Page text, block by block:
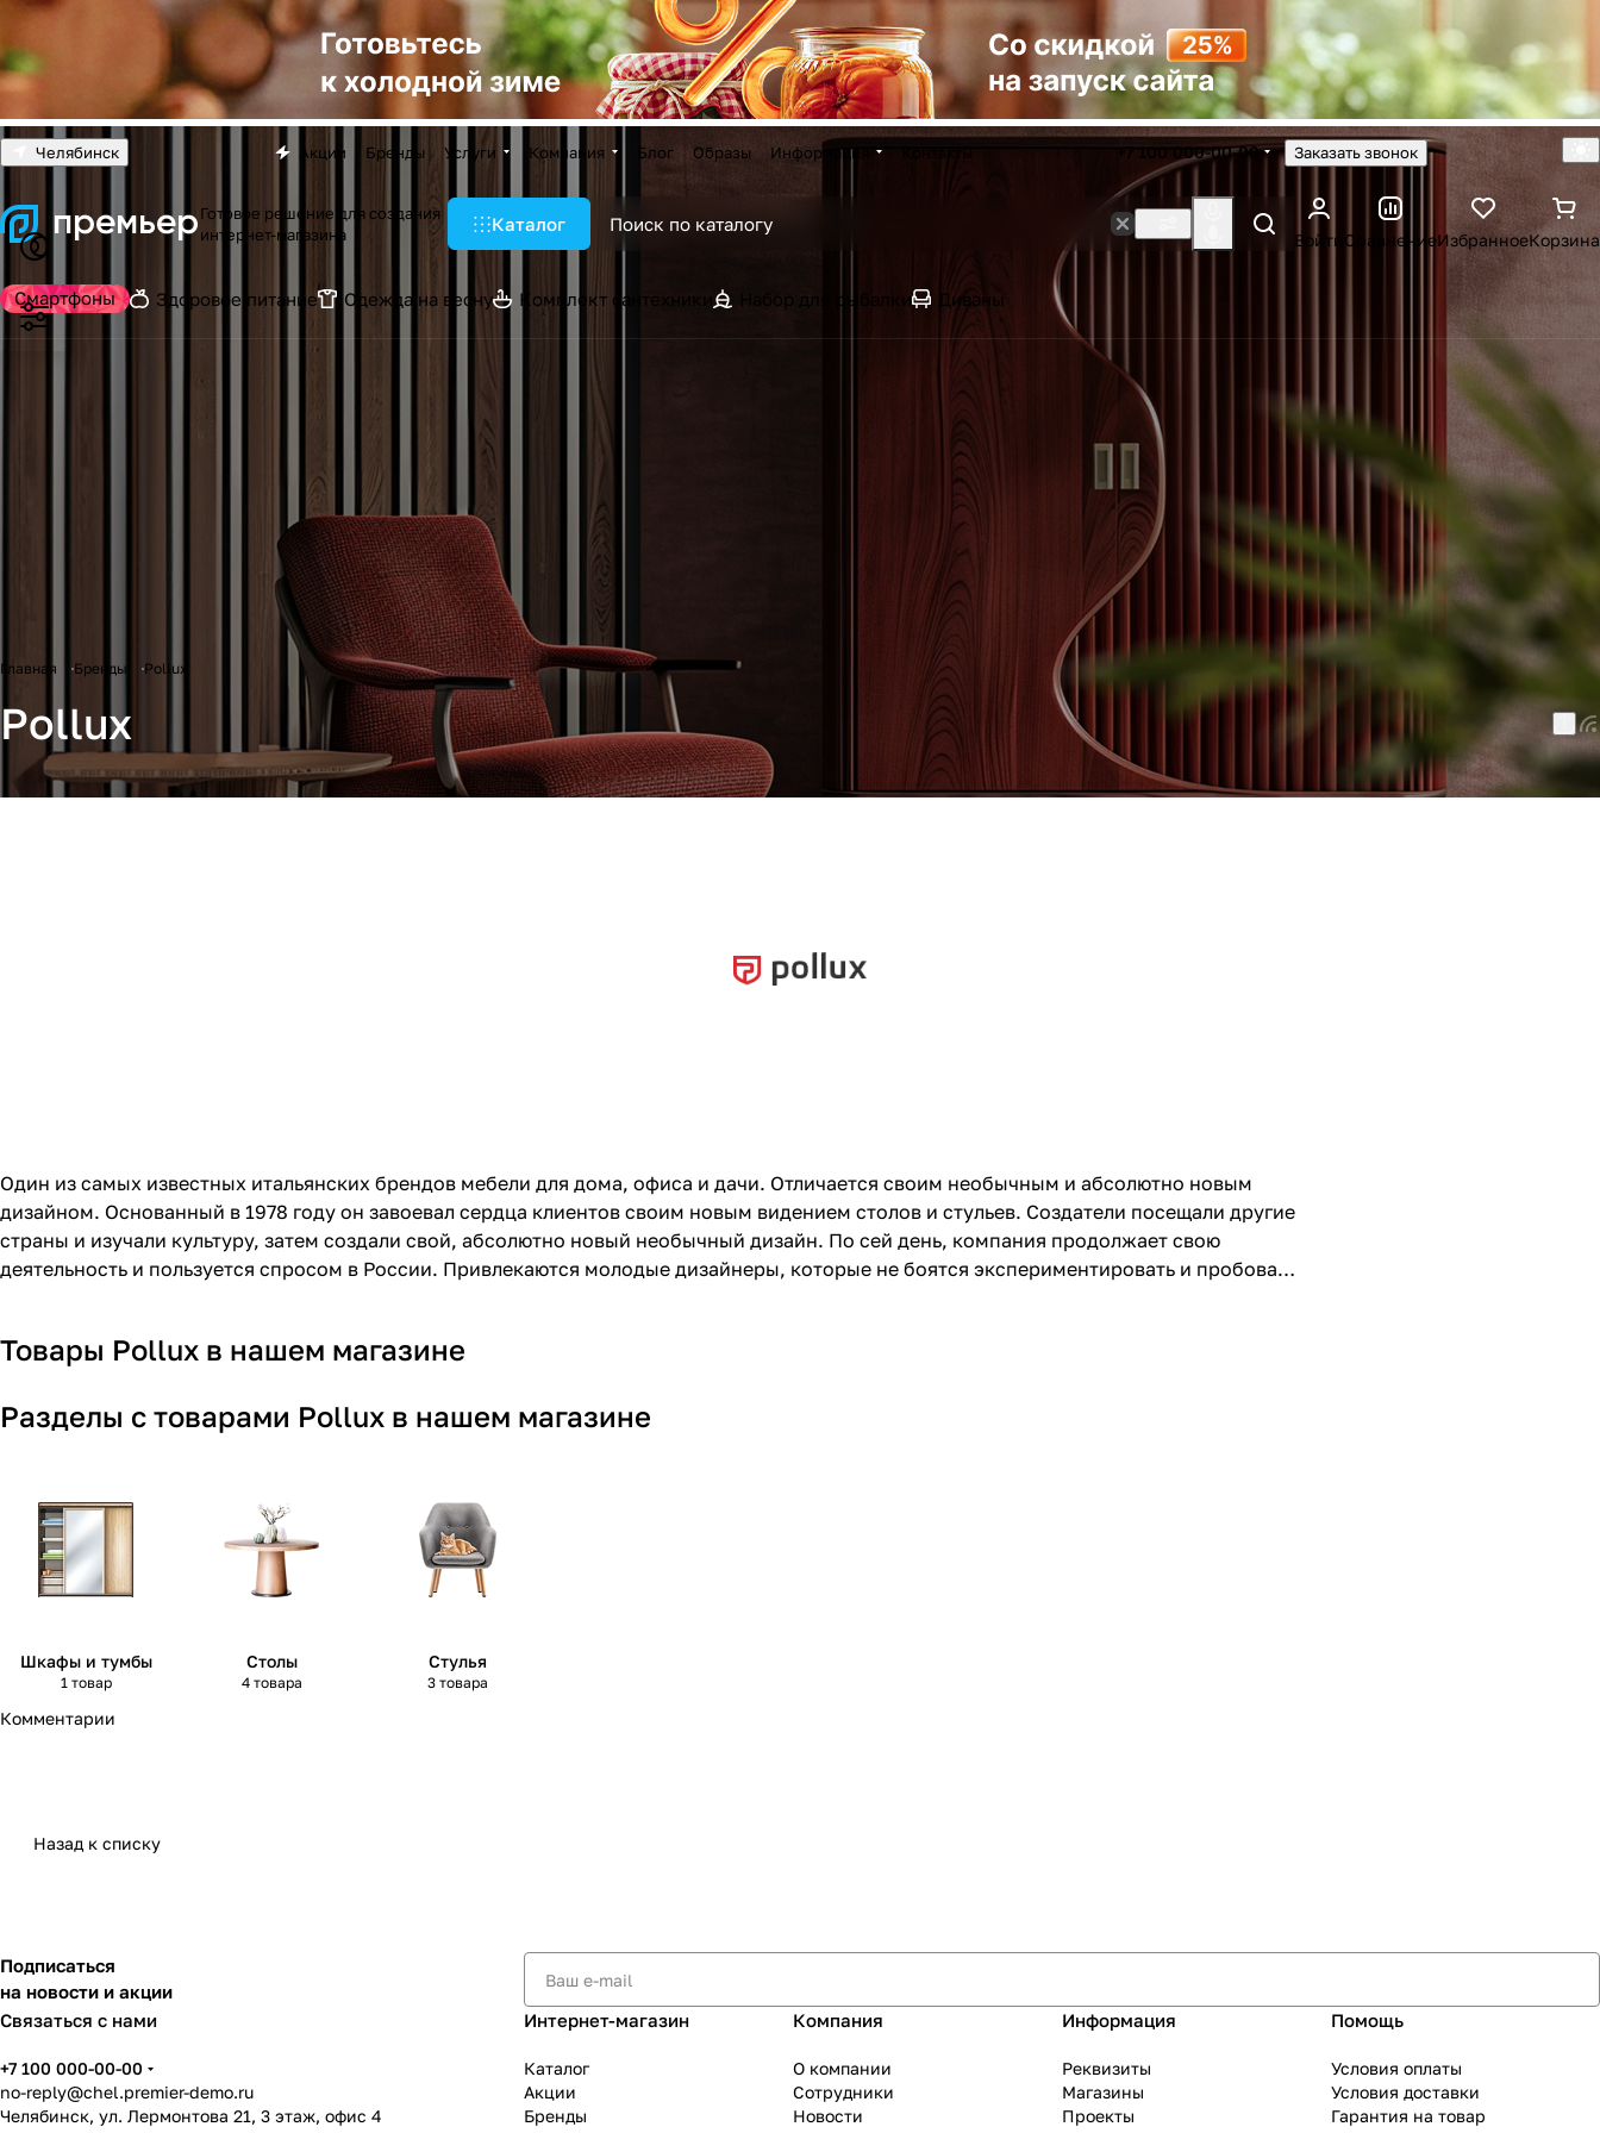
Челябинск Акции Бренды Услуги Компания Блог Образы Информация Контакты +7 100 000-00-00 Заказать звонок
Готовое решение для создания
интернет-магазина
Каталог
Войти СравнениеИзбранноеКорзина
Смартфоны Здоровое питание Одежда на весну Комплект сантехники Набор для рыбалки Диваны
Главная Бренды Pollux
Pollux
Один из самых известных итальянских брендов мебели для дома, офиса и дачи. Отличается своим необычным и абсолютно новым
дизайном. Основанный в 1978 году он завоевал сердца клиентов своим новым видением столов и стульев. Создатели посещали другие
страны и изучали культуру, затем создали свой, абсолютно новый необычный дизайн. По сей день, компания продолжает свою
деятельность и пользуется спросом в России. Привлекаются молодые дизайнеры, которые не боятся экспериментировать и пробовать
Товары Pollux в нашем магазине
Разделы с товарами Pollux в нашем магазине
Шкафы и тумбы
1 товар
Столы
4 товара
Стулья
3 товара
Комментарии
Назад к списку
Подписаться
на новости и акции
Связаться с нами
+7 100 000-00-00
no-reply@chel.premier-demo.ru
Челябинск, ул. Лермонтова 21, 3 этаж, офис 4
Интернет-магазин
Каталог
Акции
Бренды
Компания
О компании
Сотрудники
Новости
Информация
Реквизиты
Магазины
Проекты
Помощь
Условия оплаты
Условия доставки
Гарантия на товар